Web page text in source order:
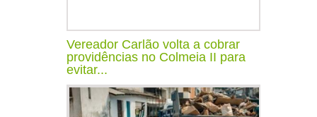
Vereador Carlão volta a cobrar
providências no Colmeia II para
evitar...